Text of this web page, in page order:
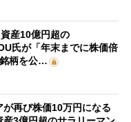
産10億円超の
氏が「年末までに株価倍
柄を公…
が再び株価10万円になる